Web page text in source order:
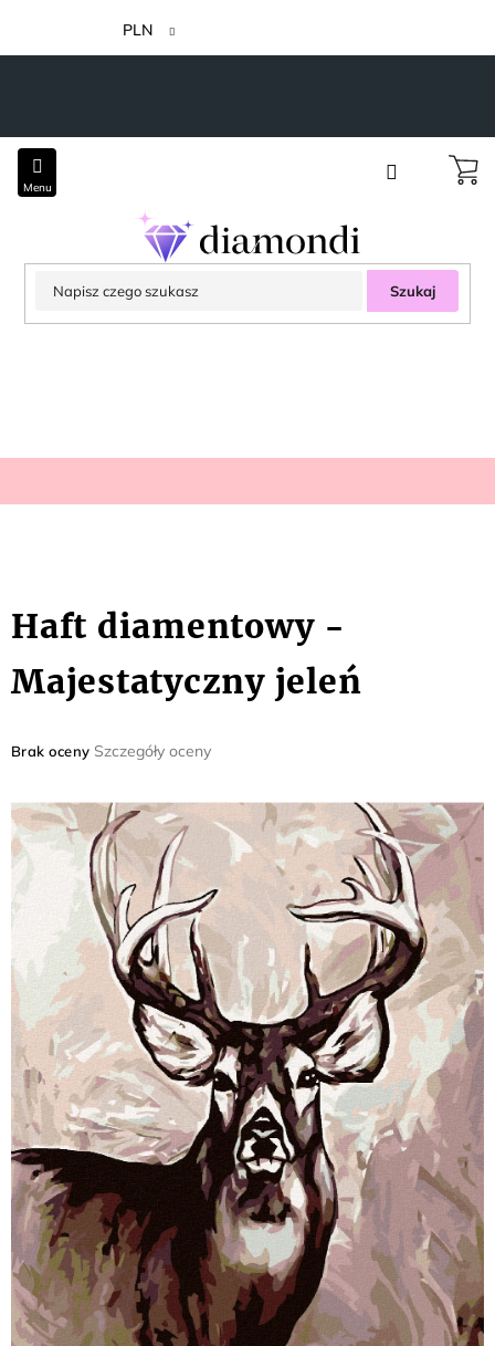
treści
PLN
Szukaj
Haft diamentowy -
Majestatyczny jeleń
Średnia
wynosi
0,0
na
5
gwiazdek.
Brak oceny Szczegóły oceny